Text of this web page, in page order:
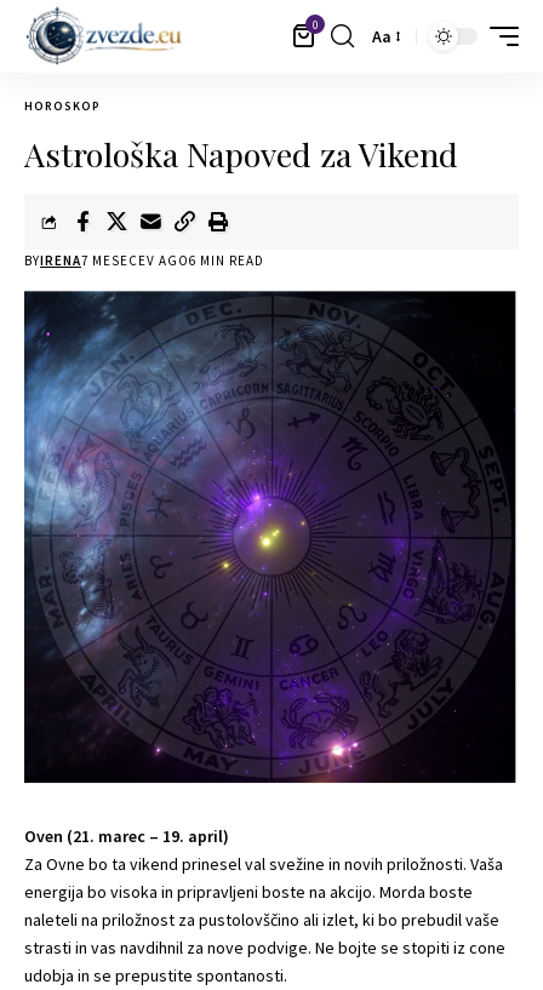
0 Aa
HOROSKOP
Astrološka Napoved za Vikend
BYIRENA7 MESECEV AGO6 MIN READ
Oven (21. marec – 19. april)
Za Ovne bo ta vikend prinesel val svežine in novih priložnosti. Vaša
energija bo visoka in pripravljeni boste na akcijo. Morda boste
naleteli na priložnost za pustolovščino ali izlet, ki bo prebudil vaše
strasti in vas navdihnil za nove podvige. Ne bojte se stopiti iz cone
udobja in se prepustite spontanosti.